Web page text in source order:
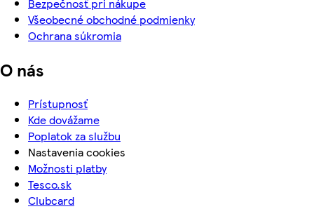
Všeobecné obchodné podmienky
Ochrana súkromia
O nás
Prístupnosť
Kde dovážame
Poplatok za službu
Nastavenia cookies
Možnosti platby
Tesco.sk
Clubcard